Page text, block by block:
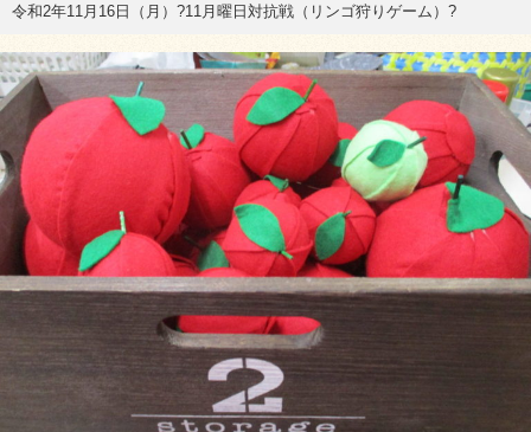
令和2年11月16日（月）?11月曜日対抗戦（リンゴ狩りゲーム）?